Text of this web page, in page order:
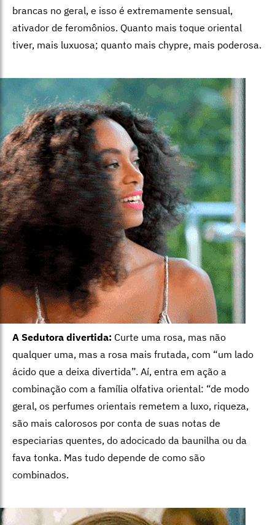
brancas no geral, e isso é extremamente sensual,
ativador de feromônios. Quanto mais toque oriental
tiver, mais luxuosa; quanto mais chypre, mais poderosa.
A Sedutora divertida: Curte uma rosa, mas não
qualquer uma, mas a rosa mais frutada, com “um lado
ácido que a deixa divertida”. Aí, entra em ação a
combinação com a família olfativa oriental: “de modo
geral, os perfumes orientais remetem a luxo, riqueza,
são mais calorosos por conta de suas notas de
especiarias quentes, do adocicado da baunilha ou da
fava tonka. Mas tudo depende de como são
combinados.